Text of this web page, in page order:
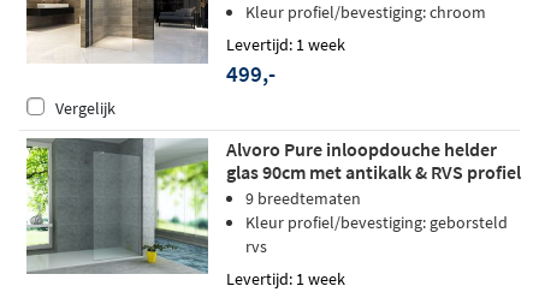
Kleur profiel/bevestiging: chroom
Levertijd: 1 week
499,-
Vergelijk
Alvoro Pure inloopdouche helder
glas 90cm met antikalk & RVS profiel
9 breedtematen
Kleur profiel/bevestiging: geborsteld
rvs
Levertijd: 1 week